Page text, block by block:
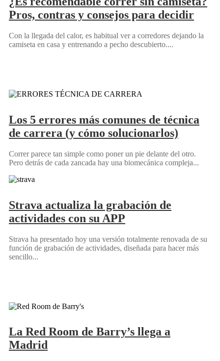
Pros, contras y consejos para decidir
Con la llegada del calor, es habitual ver a corredores dejando la
camiseta en casa y entrenando a pecho descubierto....
Los 5 errores más comunes de técnica
de carrera (y cómo solucionarlos)
Correr parece tan simple como poner un pie delante del otro.
Pero detrás de cada zancada hay una biomecánica compleja...
Strava actualiza la grabación de
actividades con su APP
Strava ha presentado hoy una versión totalmente renovada de su
función de grabación de actividades, diseñada para hacer más
sencillo...
La Red Room de Barry’s llega a
Madrid